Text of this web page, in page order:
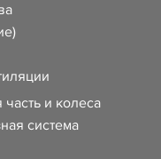
и колеса
система